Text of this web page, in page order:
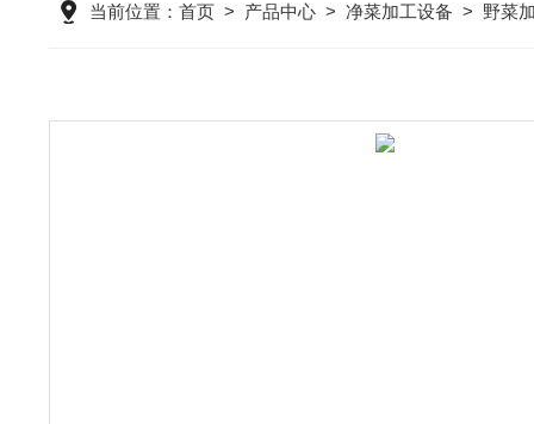
当前位置： 首页> 产品中心> 净菜加工设备 > 野菜